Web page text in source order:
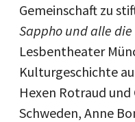
Gemeinschaft zu
Sappho und alle
Lesbentheater
Kulturgeschichte
Hexen Rotraud
Schweden, Anne